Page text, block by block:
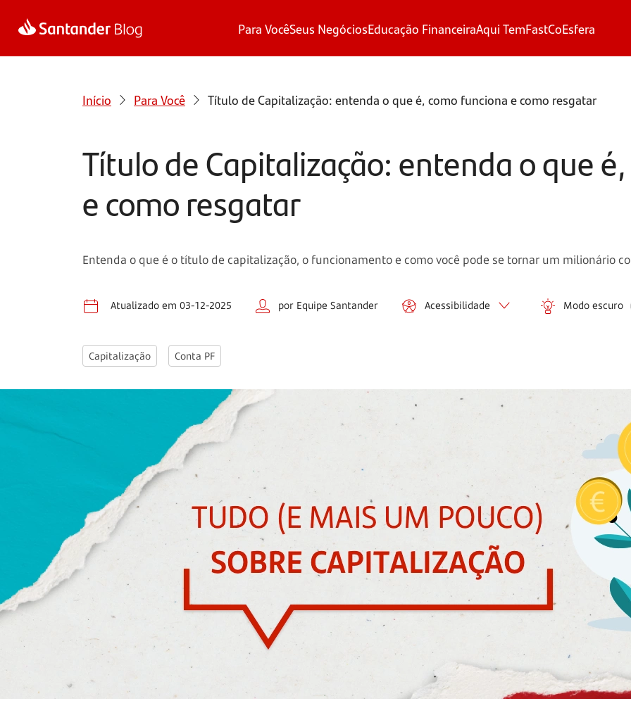
Para VocêSeus NegóciosEducação FinanceiraAqui TemFastCoEsfera
Início Para Você Título de Capitalização: entenda o que é, como funciona e como resgatar
Título de Capitalização: entenda o que
e como resgatar
Entenda o que é o título de capitalização, o funcionamento e como você pode se tornar um milionário
Atualizado em 03-12-2025 por Equipe Santander Acessibilidade Modo escuro
Capitalização Conta PF